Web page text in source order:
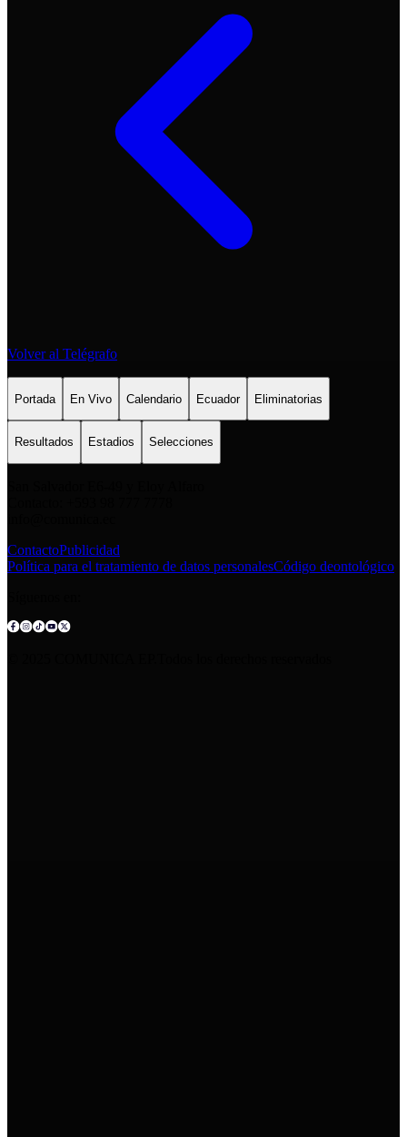
Volver al Telégrafo
Portada En Vivo Calendario Ecuador Eliminatorias
Resultados Estadios Selecciones
ContactoPublicidad
Política para el tratamiento de datos personalesCódigo deontológico